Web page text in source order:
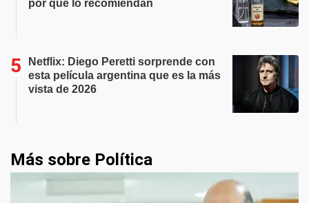
por qué lo recomiendan
Netflix: Diego Peretti sorprende con
esta película argentina que es la más
vista de 2026
Más sobre Política